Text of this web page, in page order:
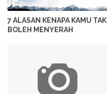
7 ALASAN KENAPA KAMU TAK
BOLEH MENYERAH